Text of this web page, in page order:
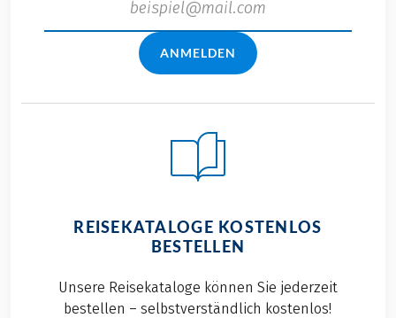
ANMELDEN
REISEKATALOGE KOSTENLOS
BESTELLEN
Unsere Reisekataloge können Sie jederzeit
bestellen – selbstverständlich kostenlos!